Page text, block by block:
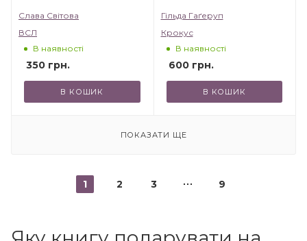
Слава Світова
ВСЛ
В наявності
350 грн.
В КОШИК
Гільда Гаґеруп
Крокус
В наявності
600грн.
В КОШИК
ПОКАЗАТИ ЩЕ
1 2 3 9